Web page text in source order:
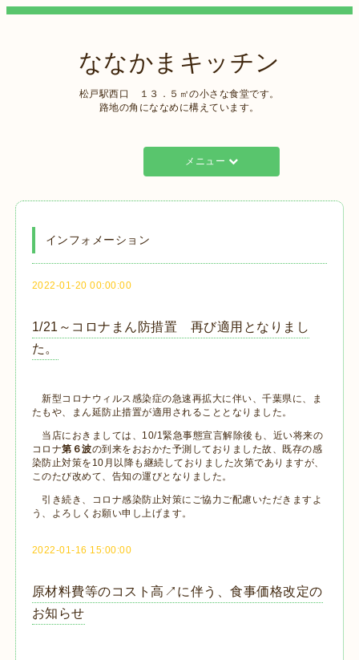
ななかまキッチン
松戸駅西口 １３．５㎡の小さな食堂です。
路地の角にななめに構えています。
メニュー
インフォメーション
2022-01-20 00:00:00
1/21～コロナまん防措置 再び適用となりまし
た。
新型コロナウィルス感染症の急速再拡大に伴い、千葉県に、ま
たもや、まん延防止措置が適用されることとなりました。
当店におきましては、10/1緊急事態宣言解除後も、近い将来の
コロナ第６波の到来をおおかた予測しておりました故、既存の感
染防止対策を10月以降も継続しておりました次第でありますが、
このたび改めて、告知の運びとなりました。
引き続き、コロナ感染防止対策にご協力ご配慮いただきますよ
う、よろしくお願い申し上げます。
2022-01-16 15:00:00
原材料費等のコスト高↗︎に伴う、食事価格改定の
お知らせ